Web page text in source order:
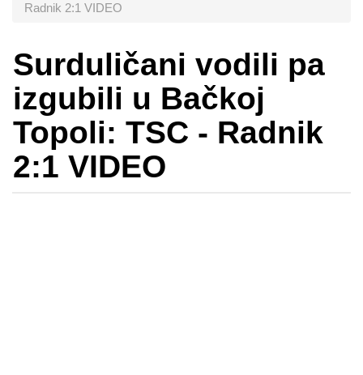
Radnik 2:1 VIDEO
Surduličani vodili pa
izgubili u Bačkoj
Topoli: TSC - Radnik
2:1 VIDEO